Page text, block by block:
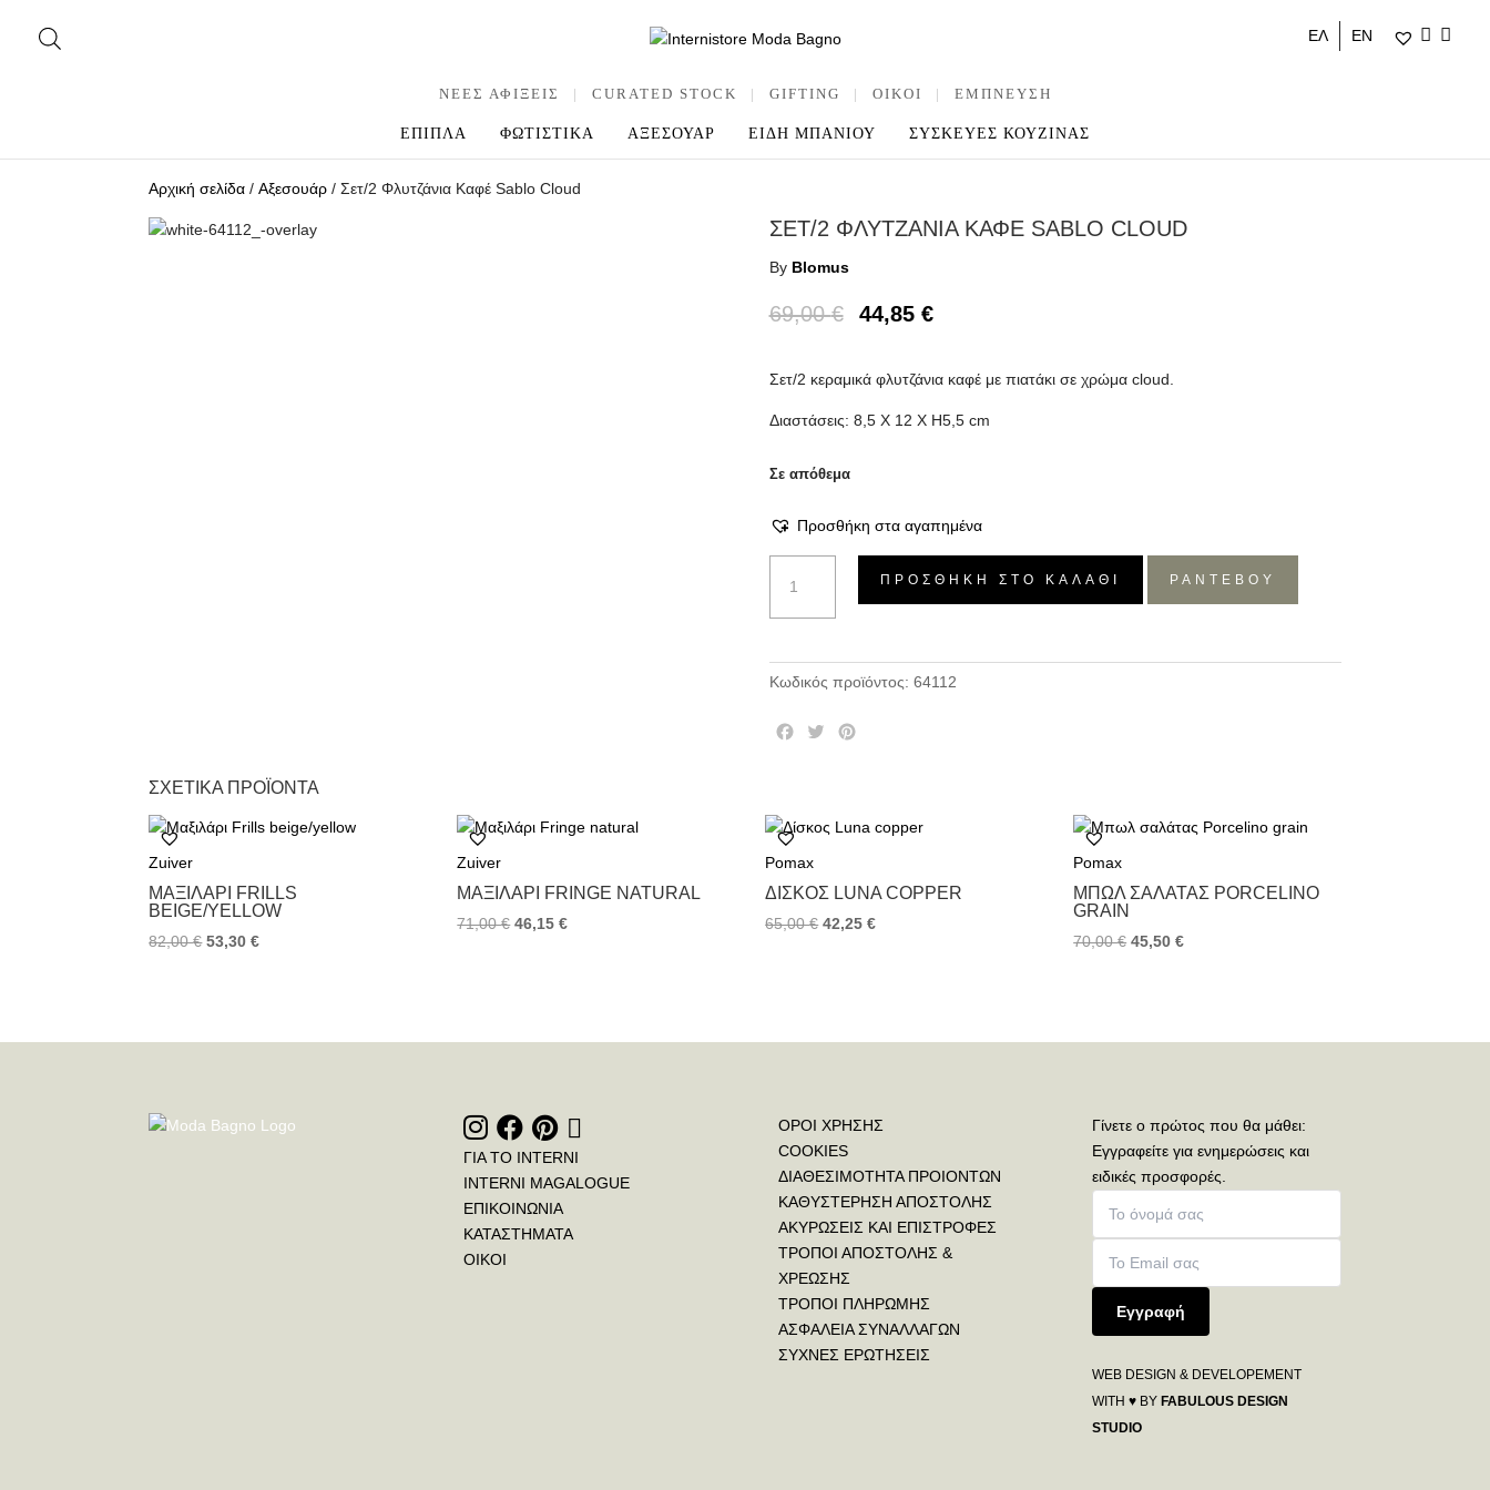
ΕΛ ΕΝ
ΝΕΕΣ ΑΦΙΞΕΙΣ | CURATED STOCK | GIFTING | OIKOI | ΕΜΠΝΕΥΣΗ
ΕΠΙΠΛΑ ΦΩΤΙΣΤΙΚΑ ΑΞΕΣΟΥΑΡ ΕΙΔΗ ΜΠΑΝΙΟΥ ΣΥΣΚΕΥΕΣ ΚΟΥΖΙΝΑΣ
Αρχική σελίδα /Αξεσουάρ / Σετ/2 Φλυτζάνια Καφέ Sablo Cloud
ΣΕΤ/2 ΦΛΥΤΖΑΝΙΑ ΚΑΦΕ SABLO CLOUD
By Blomus
69,00€ 44,85 €
Σετ/2 κεραμικά φλυτζάνια καφέ με πιατάκι σε χρώμα cloud.
Διαστάσεις: 8,5 X 12 X H5,5 cm
Σε απόθεμα
Προσθήκη στα αγαπημένα
Φλυτζάνια
Καφέ
Cloud
ποσότητα
ΠΡΟΣΘΉΚΗ ΣΤΟ ΚΑΛΆΘΙ ΡΑΝΤΕΒΟΥ
Κωδικός προϊόντος: 64112
b
o
k
s
ΣΧΕΤΙΚΆ ΠΡΟΪΌΝΤΑ
Zuiver
ΜΑΞΙΛΆΡΙ FRILLS
BEIGE/YELLOW
82,00€ 53,30€
Zuiver
ΜΑΞΙΛΆΡΙ FRINGE NATURAL
71,00€ 46,15€
Pomax
ΔΊΣΚΟΣ LUNA COPPER
65,00€ 42,25€
Pomax
ΜΠΩΛ ΣΑΛΆΤΑΣ PORCELINO
GRAIN
70,00€ 45,50€
ΓΙΑ ΤΟ INTERNI
INTERNI MAGALOGUE
ΕΠΙΚΟΙΝΩΝΙΑ
ΚΑΤΑΣΤΗΜΑΤΑ
ΟΙΚΟΙ
ΟΡΟΙ ΧΡΗΣΗΣ
COOKIES
ΔΙΑΘΕΣΙΜΟΤΗΤΑ ΠΡΟΙΟΝΤΩΝ
ΚΑΘΥΣΤΕΡΗΣΗ ΑΠΟΣΤΟΛΗΣ
ΑΚΥΡΩΣΕΙΣ ΚΑΙ ΕΠΙΣΤΡΟΦΕΣ
ΤΡΟΠΟΙ ΑΠΟΣΤΟΛΗΣ &
ΧΡΕΩΣΗΣ
ΤΡΟΠΟΙ ΠΛΗΡΩΜΗΣ
ΑΣΦΑΛΕΙΑ ΣΥΝΑΛΛΑΓΩΝ
ΣΥΧΝΕΣ ΕΡΩΤΗΣΕΙΣ
Γίνετε ο πρώτος που θα μάθει:
Εγγραφείτε για ενημερώσεις και
ειδικές προσφορές.
Εγγραφή
WEB DESIGN & DEVELOPEMENT
WITH ♥ BY FABULOUS DESIGN
STUDIO